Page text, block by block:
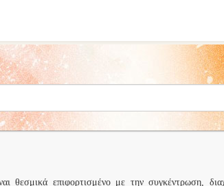
επιφορτισμένο με την συγκέντρωση,